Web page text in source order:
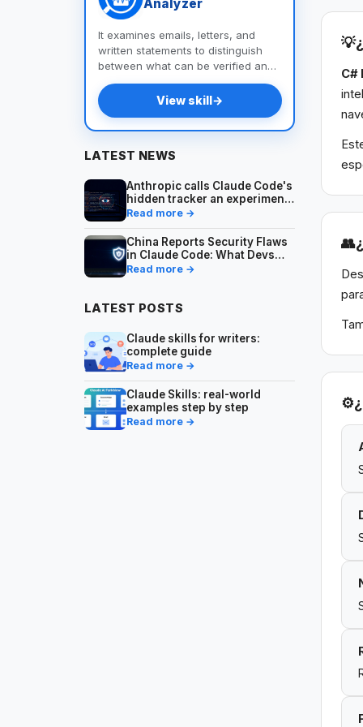
Analyzer
It examines emails, letters, and
written statements to distinguish
between what can be verified and
what cannot, identify
contradictions, and provide you
with a list of questions and
documents to help you uncover the
View skill→
LATEST NEWS
Anthropic calls Claude Code's
hidden tracker an experiment
— what developers should
Read more →
China Reports Security Flaws
in Claude Code: What Devs
Should Know
Read more →
LATEST POSTS
Claude skills for writers:
complete guide
Read more →
Claude Skills: real-world
examples step by step
Read more →
💡
C#
👥
⚙️